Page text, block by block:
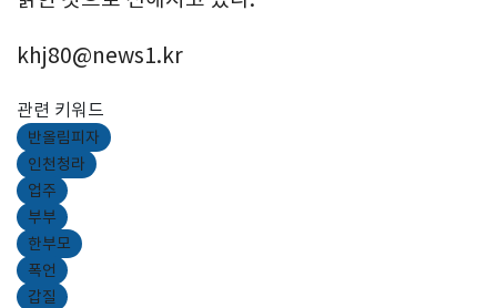
khj80@news1.kr
관련 키워드
반올림피자
인천청라
업주
부부
한부모
폭언
갑질